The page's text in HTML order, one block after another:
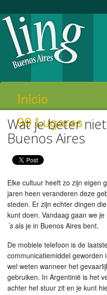
Inicio
99 Lugares
Wat je beter
Buenos Aires
Elke cultuur heeft zo zijn eigen
jaren heen veranderen deze
steden. Er zijn echter dingen
kunt doen. Vandaag gaan we
´s als je in Buenos Aires bent.
De mobiele telefoon is de
communicatiemiddel geworden
wel weten wanneer het
gebruiken. In Argentinië is het
achter het stuur zit en je kunt